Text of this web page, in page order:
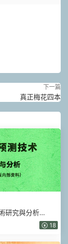
下一篇
真正梅花四本
研究與分析
資料)【原
18